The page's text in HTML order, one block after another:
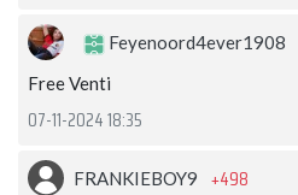
Feyenoord4ever1908
Free Venti
07-11-2024 18:35
FRANKIEBOY9 +498